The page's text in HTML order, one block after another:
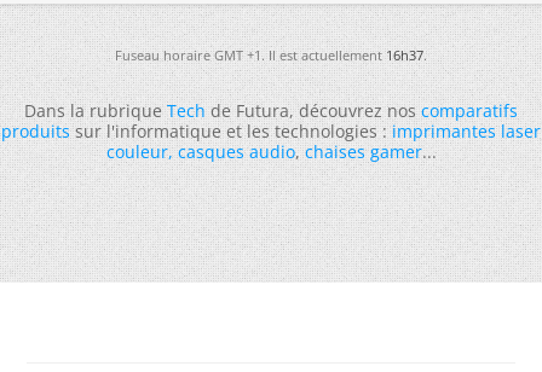
Fuseau horaire GMT +1. Il est actuellement16h37.
Dans la rubriqueTechde Futura, découvrez noscomparatifs
produitssur l'informatique et les technologies :imprimantes laser
couleur,casques audio,chaises gamer...